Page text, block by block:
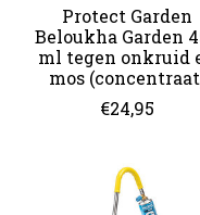
Protect Garden
Beloukha Garden
ml tegen onkruid
mos
€24,95